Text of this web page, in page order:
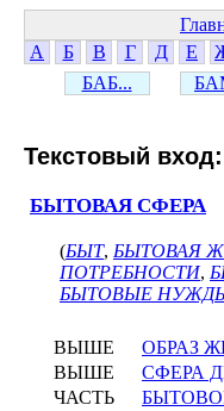
А
Б В Г Д Е
БАБ...
Текстовый вход:
БЫТОВАЯ СФЕРА
(БЫТ, БЫТОВАЯ
ПОТРЕБНОСТИ,
БЫТОВЫЕ
ВЫШЕ
ОБРАЗ
ВЫШЕ
СФЕРА
ЧАСТЬ